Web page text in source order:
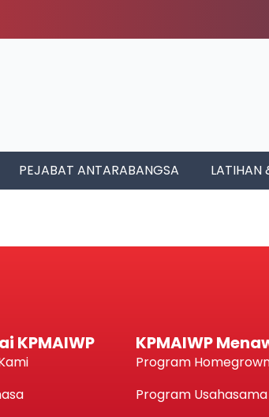
PEJABAT ANTARABANGSA LATIHAN
KPMAIWP KPMAIWP
Program
Program Usahasama